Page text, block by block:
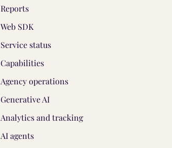
Reports
Web SDK
Service status
Capabilities
Agency operations
Generative AI
Analytics and tracking
AI agents